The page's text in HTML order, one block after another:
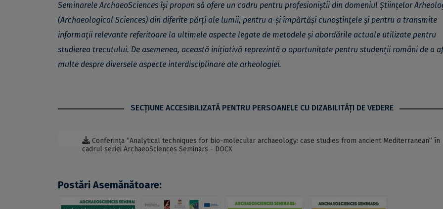
Seminarele ArchaeoSciences își propun să ofere un cadru pentru profesioniștii din domeniul Științelor
(Archaeological Sciences) din diferite părți ale lumii, pentru a-și împărtăși cunoștințele și pentru a transmite
informații relevante referitoare la ultimele aspecte legate de metodele și abordările actuale utilizate pentru
studierea trecutului. De asemenea, această inițiativă reprezintă o oportunitate pentru studenții români de a
multe despre diversele aspecte interdisciplinare ale arheologiei.
SECŢIUNE ACCESIBILIZATĂ PENTRU PERSOANELE CU DIZABILITĂŢI DE VEDERE
Conferința “Analytical techniques for bio-molecular archaeology: case studies from ancient Mediterranean” în
cadrul seriei ArchaeoSciences Seminars - DOCX
Postări Asemănătoare: